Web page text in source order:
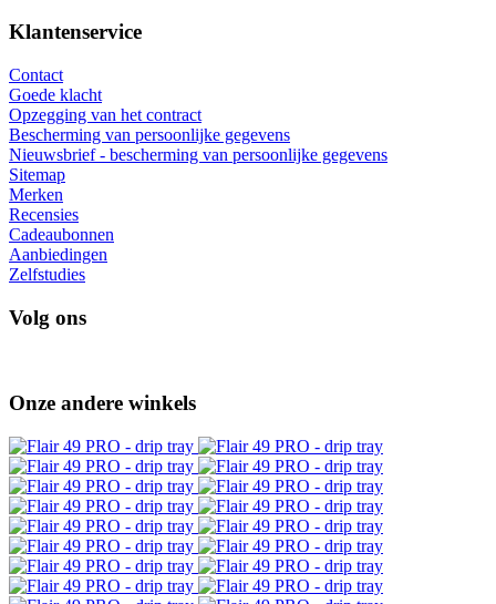
Klantenservice
Contact
Goede klacht
Opzegging van het contract
Bescherming van persoonlijke gegevens
Nieuwsbrief - bescherming van persoonlijke gegevens
Sitemap
Merken
Recensies
Cadeaubonnen
Aanbiedingen
Zelfstudies
Volg ons
Onze andere winkels